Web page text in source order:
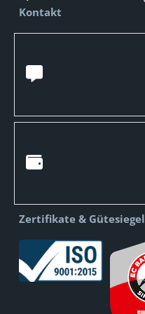
Kontakt
Zertifikate & Gütesiegel